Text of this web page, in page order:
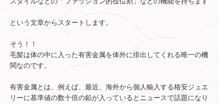
という文章からスタートします。
そう！！
毛髪は体の中に入った有害金属を体外に排出してくれる唯一の機
関なのです。
有害金属とは、例えば、最近、海外から個人輸入する格安ジュエ
リーに基準値の数十倍の鉛が入っているとニュースで話題になり